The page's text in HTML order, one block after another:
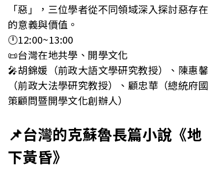
「惡」，三位學者從不同領域深入探討惡存在
的意義與價值。
🕛12:00~13:00
📜台灣在地共學、開學文化
🎤胡錦媛（前政大語文學研究教授）、陳惠馨
（前政大法學研究教授）、顧忠華（總統府國
策顧問暨開學文化創辦人）
📌台灣的克蘇魯長篇小說《地
下黃昏》